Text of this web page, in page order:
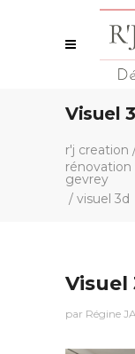
Visuel
r'j creation
gevrey
/ visuel 3d
Visuel
par Régine